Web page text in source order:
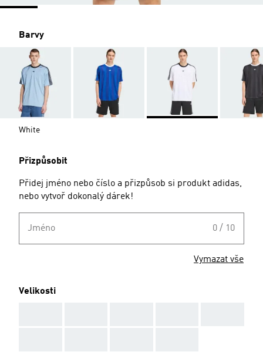
Barvy
White
Přizpůsobit
Přidej jméno nebo číslo a přizpůsob si produkt adidas,
nebo vytvoř dokonalý dárek!
Jméno 0 / 10
Vymazat vše
Velikosti